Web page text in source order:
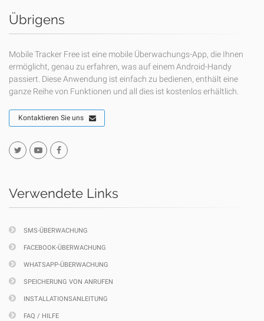
Übrigens
Mobile Tracker Free ist eine mobile Überwachungs-App, die Ihnen
ermöglicht, genau zu erfahren, was auf einem Android-Handy
passiert. Diese Anwendung ist einfach zu bedienen, enthält eine
ganze Reihe von Funktionen und all dies ist kostenlos erhältlich.
Kontaktieren Sie uns
Verwendete Links
SMS-ÜBERWACHUNG
FACEBOOK-ÜBERWACHUNG
WHATSAPP-ÜBERWACHUNG
SPEICHERUNG VON ANRUFEN
INSTALLATIONSANLEITUNG
FAQ / HILFE